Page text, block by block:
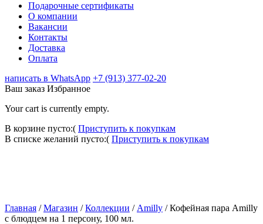
Подарочные сертификаты
О компании
Вакансии
Контакты
Доставка
Оплата
написать в WhatsApp +7 (913) 377-02-20
Ваш заказ Избранное
Your cart is currently empty.
В корзине пусто:( Приступить к покупкам
В списке желаний пусто:( Приступить к покупкам
Главная /Магазин /Коллекции / Amilly /Кофейная пара Amilly
с блюдцем на 1 персону, 100 мл.